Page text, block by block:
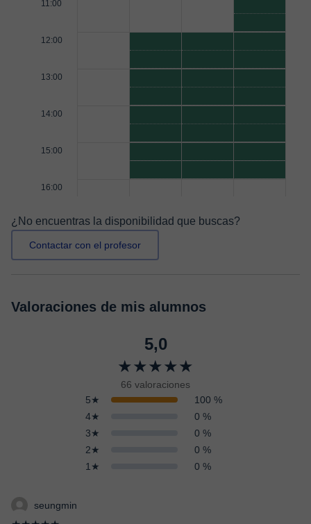
11:00
12:00
13:00
14:00
15:00
16:00
¿No encuentras la disponibilidad que buscas?
Contactar con el profesor
Valoraciones de mis alumnos
5,0
★★★★★
66 valoraciones
5★
100 %
4★
0 %
3★
0 %
2★
0 %
1★
0 %
seungmin